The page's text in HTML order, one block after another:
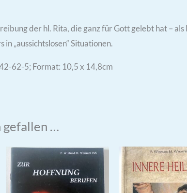
der hl. Rita, die ganz für Gott gelebt hat –
„aussichtslosen“ Situationen.
62-5; Format: 10,5 x 14,8cm
gefallen …